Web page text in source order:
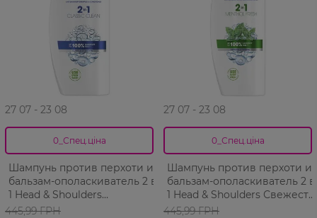
27 07 - 23 08
0_Спец.ціна
Шампунь против перхоти и
бальзам-ополаскиватель 2 в
1 Head & Shoulders
Основной уход 625 мл
445,99 ГРН
27 07 - 23 08
0_Спец.ціна
Шампунь против перхоти и
бальзам-ополаскиватель 2 в
1 Head & Shoulders Свежесть
ментола 625 мл
445,99 ГРН